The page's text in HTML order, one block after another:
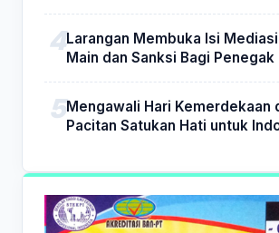
Larangan Membuka Isi
Main dan Sanksi Bagi Penegak
Mengawali Hari Kemerdekaan
Pacitan Satukan Hati untuk